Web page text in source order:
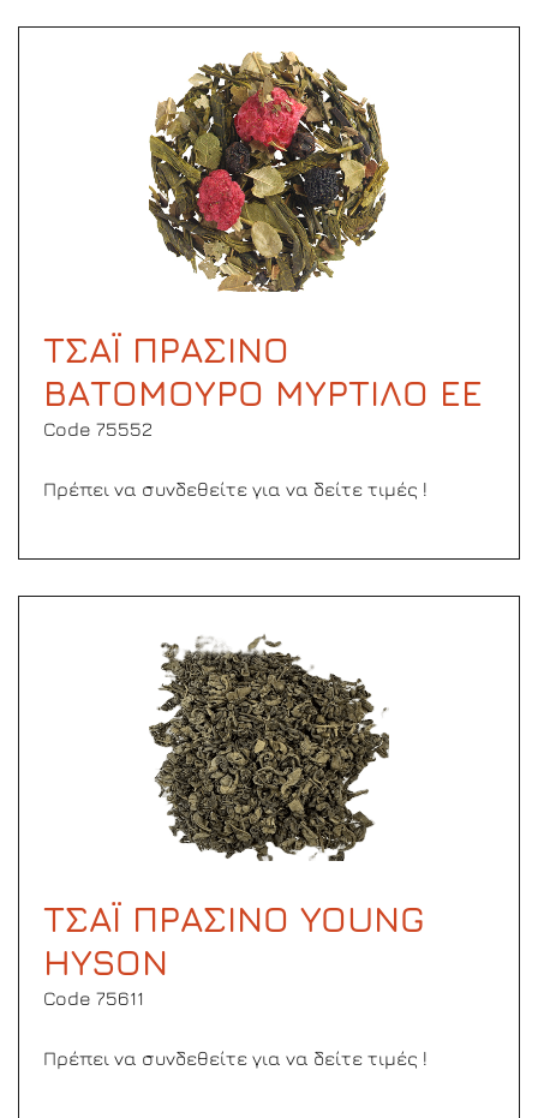
ΤΣΑΪ ΠΡΑΣΙΝΟ
ΒΑΤΟΜΟΥΡΟ ΜΥΡΤΙΛΟ ΕΕ
Code 75552
Πρέπει να συνδεθείτε για να δείτε τιμές !
ΤΣΑΪ ΠΡΑΣΙΝΟ YOUNG
HYSON
Code 75611
Πρέπει να συνδεθείτε για να δείτε τιμές !